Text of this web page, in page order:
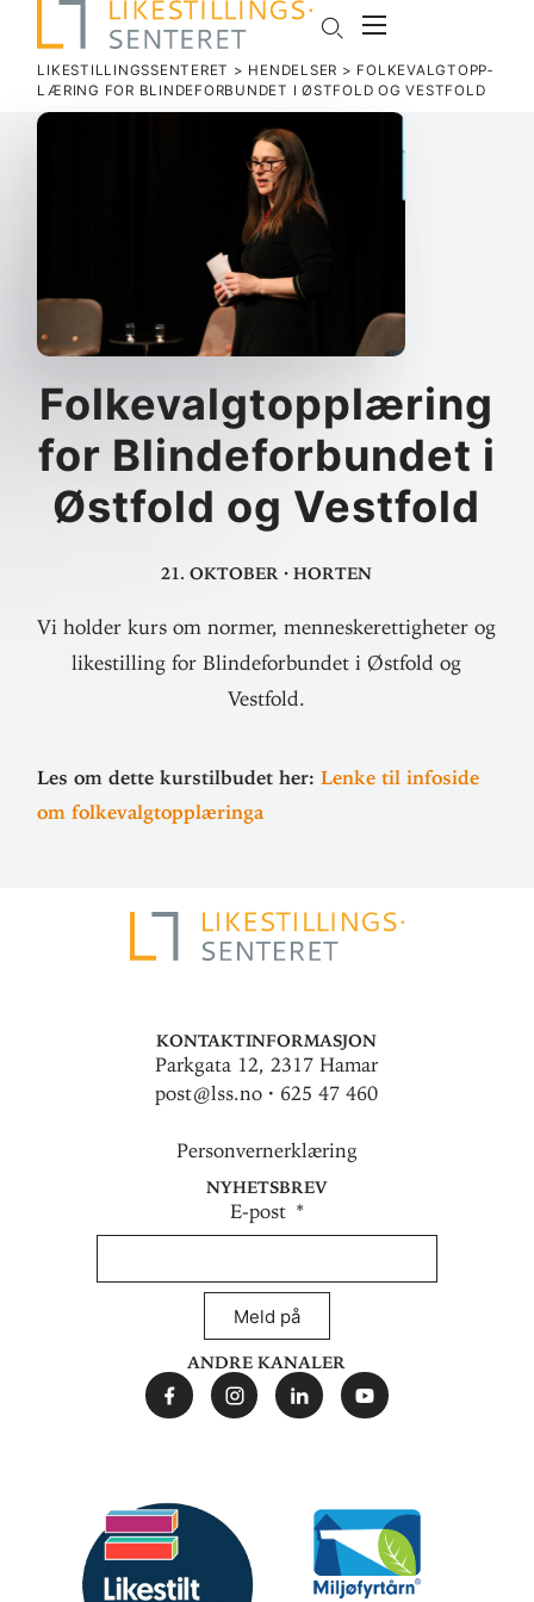
LIKESTILLINGSSENTERET > HENDELSER > FOLKE­VALGT­OPP­
LÆRING FOR BLINDE­FOR­BUNDET I ØSTFOLD OG VESTFOLD
Folke­valgt­opp­læring
for Blinde­for­bundet i
Østfold og Vestfold
21. oktober ·Horten
Vi holder kurs om normer, menneskerettigheter og
likestilling for Blindeforbundet i Østfold og
Vestfold.
Les om dette kurs­til­budet her:Lenke til infoside
om folkevalgtopplæringa
Kontaktinformasjon
Parkgata 12, 2317 Hamar
post@lss.no · 625 47 460
Personvernerklæring
Nyhetsbrev
E-post
Meld på
Andre kanaler